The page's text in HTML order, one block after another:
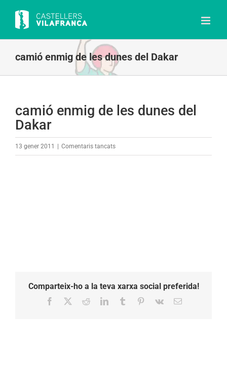
content
camió enmig de les dunes del Dakar
camió enmig de les dunes del
Dakar
13 gener 2011 Comentaris tancatsa
Comparteix-ho a la teva xarxa social preferida!
Facebook RedditLinkedInTumblr Pinterest
Vk Email: